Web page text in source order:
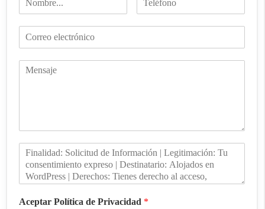
Aceptar Política de Privacidad *